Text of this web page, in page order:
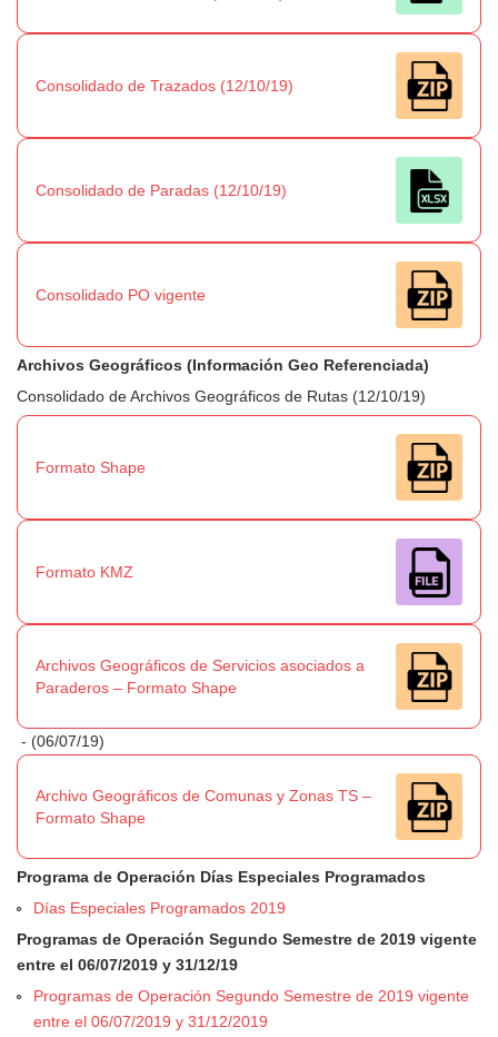
Consolidado de Trazados (12/10/19)
Consolidado de Paradas (12/10/19)
Consolidado PO vigente
Archivos Geográficos (Información Geo Referenciada)
Consolidado de Archivos Geográficos de Rutas (12/10/19)
Formato Shape
Formato KMZ
Archivos Geográficos de Servicios asociados a
Paraderos – Formato Shape
- (06/07/19)
Archivo Geográficos de Comunas y Zonas TS –
Formato Shape
Programa de Operación Días Especiales Programados
Días Especiales Programados 2019
Programas de Operación Segundo Semestre de 2019 vigente
entre el 06/07/2019 y 31/12/19
Programas de Operación Segundo Semestre de 2019 vigente
entre el 06/07/2019 y 31/12/2019